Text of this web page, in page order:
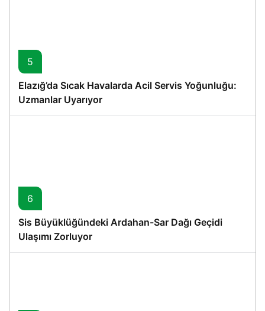
5
Elazığ’da Sıcak Havalarda Acil Servis Yoğunluğu:
Uzmanlar Uyarıyor
6
Sis Büyüklüğündeki Ardahan-Sar Dağı Geçidi
Ulaşımı Zorluyor